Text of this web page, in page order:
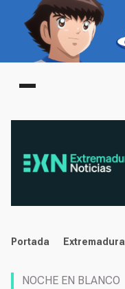
Main menu
noticias
Portada Extremadura
NOCHE EN BLANCO